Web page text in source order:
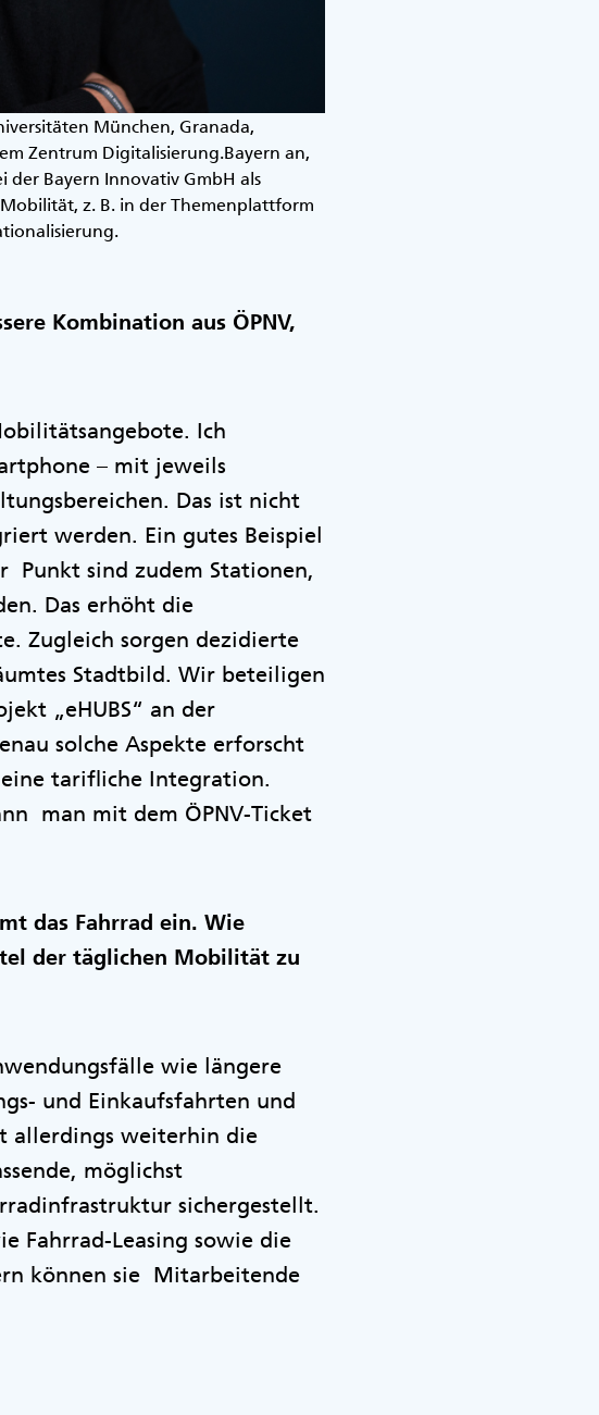
München, Granada,
Zentrum Digitalisierung.Bayern an,
der Bayern Innovativ GmbH als
z. B. in der Themenplattform
Kombination aus ÖPNV,
Ich
– mit jeweils
Das ist nicht
werden. Ein gutes Beispiel
Punkt sind zudem Stationen,
Das erhöht die
Zugleich sorgen dezidierte
Stadtbild. Wir beteiligen
„eHUBS“ an der
solche Aspekte erforscht
tarifliche Integration.
man mit dem ÖPNV-Ticket
das Fahrrad ein. Wie
der täglichen Mobilität zu
wie längere
und Einkaufsfahrten und
allerdings weiterhin die
möglichst
sichergestellt.
Fahrrad-Leasing sowie die
können sie Mitarbeitende